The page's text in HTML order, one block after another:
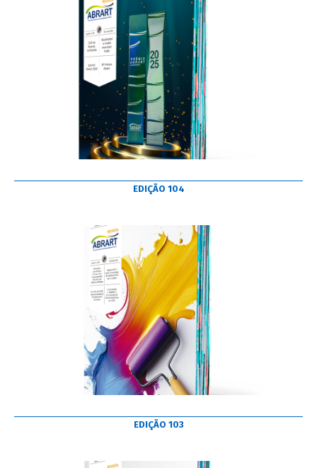
EDIÇÃO 104
EDIÇÃO 103